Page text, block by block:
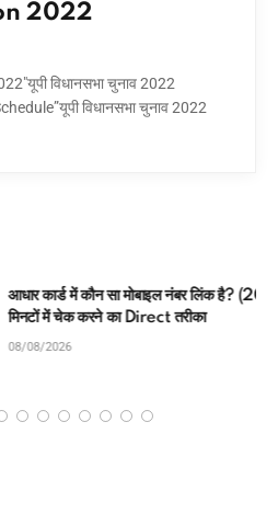
2022
विधानसभा चुनाव 2022
विधानसभा चुनाव 2022
में कौन सा मोबाइल नंबर लिंक है? (2026)
करने का Direct तरीका